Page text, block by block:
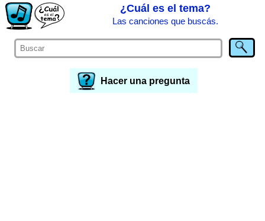
¿Cuál es el tema?
Las canciones que buscás.
Hacer una pregunta